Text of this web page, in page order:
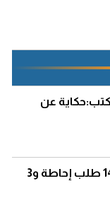
عن
"طاقة النواب" تحسم 147 طلب إحاطة و3